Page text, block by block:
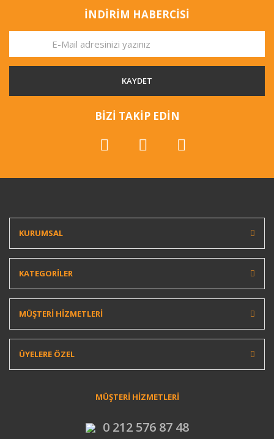
İNDİRİM HABERCİSİ
KAYDET
BİZİ TAKİP EDİN
KURUMSAL
KATEGORİLER
MÜŞTERİ HİZMETLERİ
ÜYELERE ÖZEL
MÜŞTERİ HİZMETLERİ
0 212 576 87 48